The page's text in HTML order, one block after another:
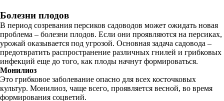
Болезни плодов
В период созревания персиков садоводов может ожидать новая
проблема – болезни плодов. Если они проявляются на персиках,
урожай оказывается под угрозой. Основная задача садовода –
предотвратить распространение различных гнилей и грибковых
инфекций еще до того, как плоды начнут формироваться.
Монилиоз
Это грибковое заболевание опасно для всех косточковых
культур. Монилиоз, чаще всего, проявляется весной, во время
формирования соцветий.